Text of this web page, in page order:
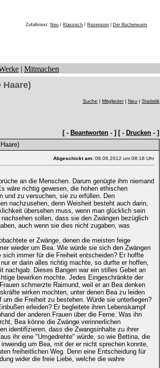
Zufallstext: Neu / Klassisch / Rezension Der Bücherwurm
| Mitmachen
Haare)
Suche | Mitglieder| Neu | Statistik
[ - Beantworten - ] [ - Drucken - ]
Abgeschickt am: 08.06.2012 um 08:18 Uhr
an die Menschen. Darum genügte ihm niemand
wäre richtig gewesen, die hohen ethischen
und zu versuchen, sie zu erfüllen. Den
nachzusehen, denn Weisheit besteht auch darin,
übersehen muss, wenn man glücklich sein
sollen, dass sie den Zwängen bezüglich
auch wenn sie dies nicht zugaben, was
er Zwänge, denen die meisten feige
wieder um Bea. Wie würde sie sich den Zwängen
sich immer für die Freiheit entscheiden? Er hoffte
er darin alles richtig machte, so durfte er hoffen,
nachgab. Dieses Bangen war ein stilles Gebet an
bewirken mochte. Jedes Eingeschränkte der
schmerzte Raimund, weil er an Bea denken
wirken mochten, unter denen Bea zu leiden
die Freiheit zu bestehen. Würde sie unterliegen?
erleiden? Er begleitete ihren Lebenskampf
der anderen Frauen über die Ferne. Was ihn
Bea könne die Zwänge verinnerlichen
identifizieren, dass die Zwangsinhalte zu ihrer
ihr eine "Umgedrehte" würde, so wie Bettina, die
um Bea, mit der er nicht sprechen konnte,
freiheitlichen Weg. Denn eine Entscheidung für
wider die freie Liebe, welche die wahre